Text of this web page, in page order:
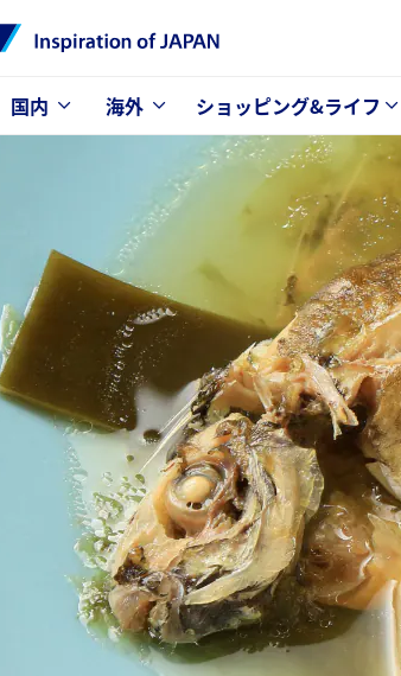
国内 海外 ショッピング&ライフ